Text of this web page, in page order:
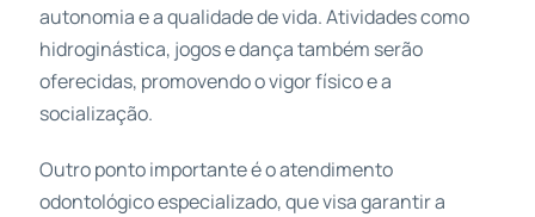
autonomia e a qualidade de vida. Atividades como
hidroginástica, jogos e dança também serão
oferecidas, promovendo o vigor físico e a
socialização.
Outro ponto importante é o atendimento
odontológico especializado, que visa garantir a